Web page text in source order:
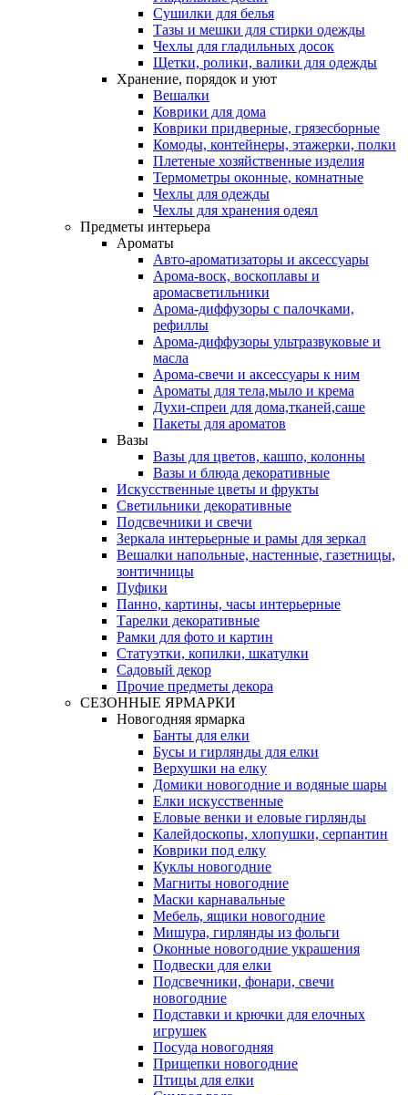
Сушилки для белья
Тазы и мешки для стирки одежды
Чехлы для гладильных досок
Щетки, ролики, валики для одежды
Хранение, порядок и уют
Вешалки
Коврики для дома
Коврики придверные, грязесборные
Комоды, контейнеры, этажерки, полки
Плетеные хозяйственные изделия
Термометры оконные, комнатные
Чехлы для одежды
Чехлы для хранения одеял
Предметы интерьера
Ароматы
Авто-ароматизаторы и аксессуары
Арома-воск, воскоплавы и
аромасветильники
Арома-диффузоры с палочками,
рефиллы
Арома-диффузоры ультразвуковые и
масла
Арома-свечи и аксессуары к ним
Ароматы для тела,мыло и крема
Духи-спреи для дома,тканей,саше
Пакеты для ароматов
Вазы
Вазы для цветов, кашпо, колонны
Вазы и блюда декоративные
Искусственные цветы и фрукты
Светильники декоративные
Подсвечники и свечи
Зеркала интерьерные и рамы для зеркал
Вешалки напольные, настенные, газетницы,
зонтичницы
Пуфики
Панно, картины, часы интерьерные
Тарелки декоративные
Рамки для фото и картин
Статуэтки, копилки, шкатулки
Садовый декор
Прочие предметы декора
СЕЗОННЫЕ ЯРМАРКИ
Новогодняя ярмарка
Банты для елки
Бусы и гирлянды для елки
Верхушки на елку
Домики новогодние и водяные шары
Елки искусственные
Еловые венки и еловые гирлянды
Калейдоскопы, хлопушки, серпантин
Коврики под елку
Куклы новогодние
Магниты новогодние
Маски карнавальные
Мебель, ящики новогодние
Мишура, гирлянды из фольги
Оконные новогодние украшения
Подвески для елки
Подсвечники, фонари, свечи
новогодние
Подставки и крючки для елочных
игрушек
Посуда новогодняя
Прищепки новогодние
Птицы для елки